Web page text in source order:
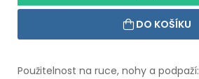
DO KOŠÍKU
Použitelnost na ruce, nohy a podpaží: